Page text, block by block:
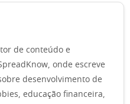
de conteúdo e
onde escreve
desenvolvimento de
educação financeira,